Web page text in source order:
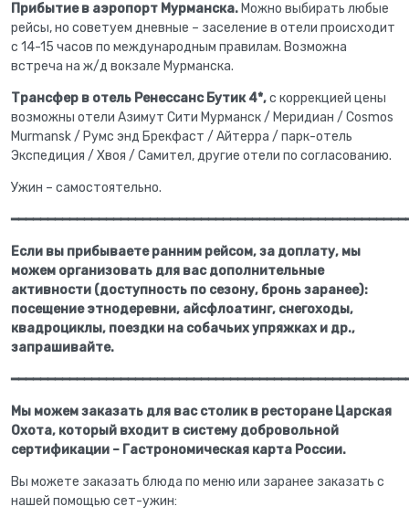
Прибытие в аэропорт Мурманска. Можно выбирать любые
рейсы, но советуем дневные – заселение в отели происходит
с 14-15 часов по международным правилам. Возможна
встреча на ж/д вокзале Мурманска.
Трансфер в отель Ренессанс Бутик 4*,с коррекцией цены
возможны отели Азимут Сити Мурманск / Меридиан / Cosmos
Murmansk / Румс энд Брекфаст / Айтерра / парк-отель
Экспедиция / Хвоя / Самител, другие отели по согласованию.
Ужин – самостоятельно.
Если вы прибываете ранним рейсом, за доплату, мы
можем организовать для вас дополнительные
активности (доступность по сезону, бронь заранее):
посещение этнодеревни, айсфлоатинг, снегоходы,
квадроциклы, поездки на собачьих упряжках и др.,
запрашивайте.
Мы можем заказать для вас столик в ресторане Царская
Охота, который входит в систему добровольной
сертификации – Гастрономическая карта России.
Вы можете заказать блюда по меню или заранее заказать с
нашей помощью сет-ужин: